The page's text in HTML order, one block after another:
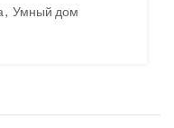
, Умный дом